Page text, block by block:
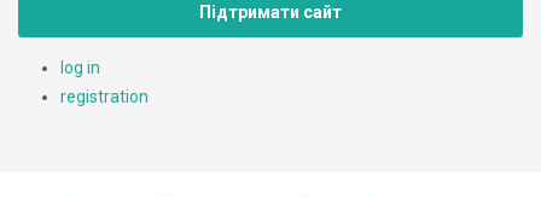
Підтримати сайт
log in
registration